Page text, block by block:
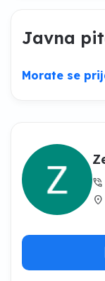
Javna
Morate se
phone_in_talk
location_on